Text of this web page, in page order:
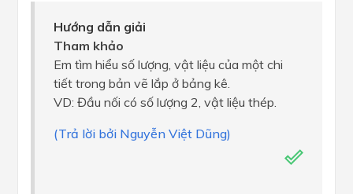
Hướng dẫn giải
Tham khảo
Em tìm hiểu số lượng, vật liệu của một chi
tiết trong bản vẽ lắp ở bảng kê.
VD: Đầu nối có số lượng 2, vật liệu thép.
(Trả lời bởi Nguyễn Việt Dũng)